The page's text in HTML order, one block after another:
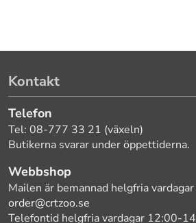
Kontakt
Telefon
Tel: 08-777 33 21 (växeln)
Butikerna svarar under öppettiderna.
Webbshop
Mailen är bemannad helgfria
order@crtzoo.se
Telefontid helgfria vardagar 12:00-